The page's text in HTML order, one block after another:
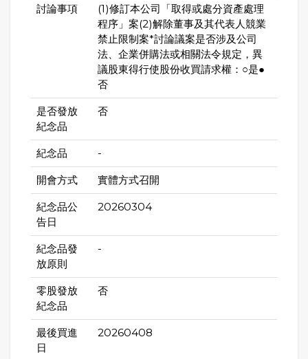
討論事項
(1)修訂本公司「取得或處分資產處理
程序」案(2)解除董事及其代表人競業
禁止限制案*討論議案是否涉及公司
法、企業併購法或相關法令規定，異
議股東得行使股份收買請求權：○是●
否
是否發放
紀念品
否
紀念品 -
開會方式 實體方式召開
紀念品公
告日
20260304
紀念品發
放原則
-
零股發放
紀念品
否
最後買進
日
20260408